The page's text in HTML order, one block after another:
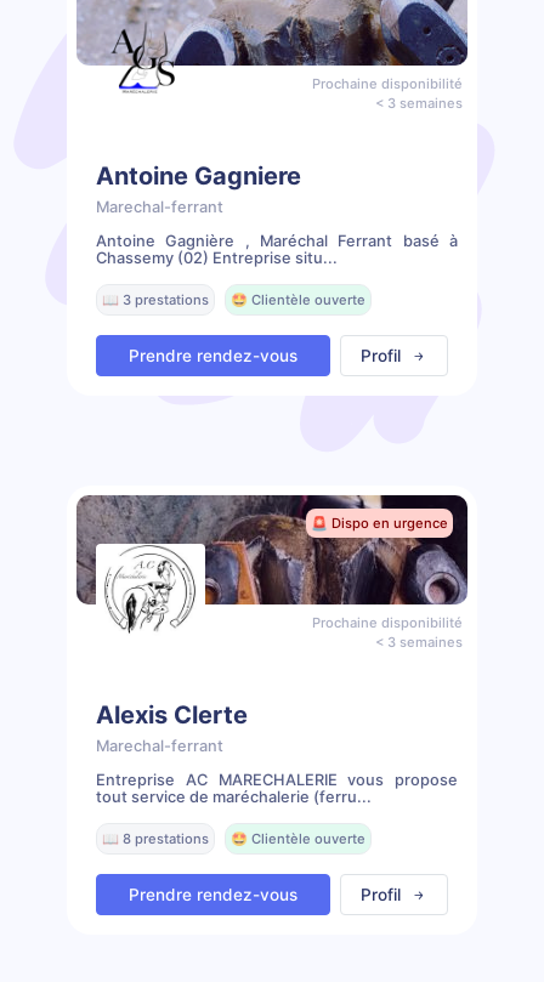
Prochaine disponibilité
< 3 semaines
Antoine Gagniere
Marechal-ferrant
Antoine Gagnière , Maréchal Ferrant basé à
Chassemy (02) Entreprise situ...
📖 3 prestations 🤩 Clientèle ouverte
Prendre rendez-vous Profil
🚨 Dispo en urgence
Prochaine disponibilité
< 3 semaines
Alexis Clerte
Marechal-ferrant
Entreprise AC MARECHALERIE vous propose
tout service de maréchalerie (ferru...
📖 8 prestations 🤩 Clientèle ouverte
Prendre rendez-vous Profil